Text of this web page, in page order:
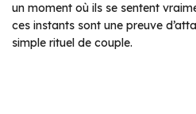
un moment où ils se sentent
ces instants sont une preuve
simple rituel de couple.